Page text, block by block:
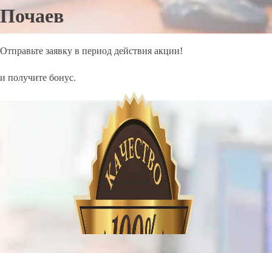
Почаев
Отправьте заявку в период действия акции!
и получите бонус.